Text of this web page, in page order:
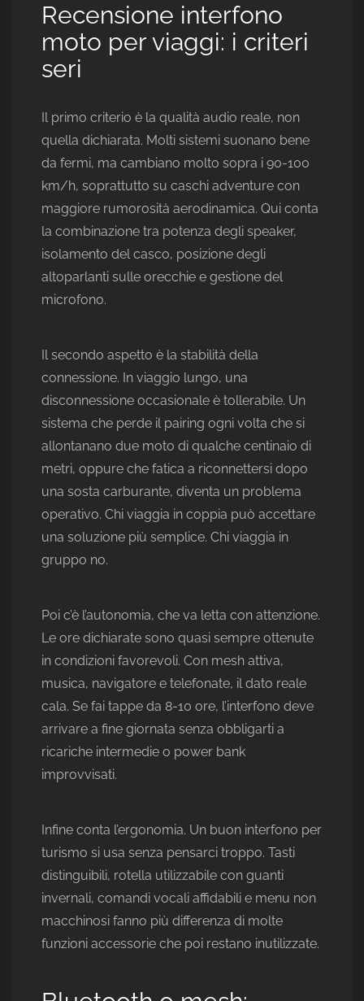
Recensione interfono
moto per viaggi: i criteri
seri
Il primo criterio è la qualità audio reale, non
quella dichiarata. Molti sistemi suonano bene
da fermi, ma cambiano molto sopra i 90-100
km/h, soprattutto su caschi adventure con
maggiore rumorosità aerodinamica. Qui conta
la combinazione tra potenza degli speaker,
isolamento del casco, posizione degli
altoparlanti sulle orecchie e gestione del
microfono.
Il secondo aspetto è la stabilità della
connessione. In viaggio lungo, una
disconnessione occasionale è tollerabile. Un
sistema che perde il pairing ogni volta che si
allontanano due moto di qualche centinaio di
metri, oppure che fatica a riconnettersi dopo
una sosta carburante, diventa un problema
operativo. Chi viaggia in coppia può accettare
una soluzione più semplice. Chi viaggia in
gruppo no.
Poi c’è l’autonomia, che va letta con attenzione.
Le ore dichiarate sono quasi sempre ottenute
in condizioni favorevoli. Con mesh attiva,
musica, navigatore e telefonate, il dato reale
cala. Se fai tappe da 8-10 ore, l’interfono deve
arrivare a fine giornata senza obbligarti a
ricariche intermedie o power bank
improvvisati.
Infine conta l’ergonomia. Un buon interfono per
turismo si usa senza pensarci troppo. Tasti
distinguibili, rotella utilizzabile con guanti
invernali, comandi vocali affidabili e menu non
macchinosi fanno più differenza di molte
funzioni accessorie che poi restano inutilizzate.